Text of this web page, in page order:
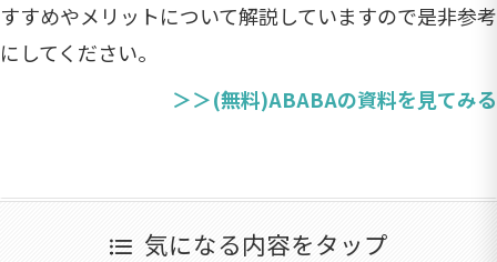
すすめやメリットについて解説していますので是非参考
にしてください。
＞＞(無料)ABABAの資料を見てみる
気になる内容をタップ